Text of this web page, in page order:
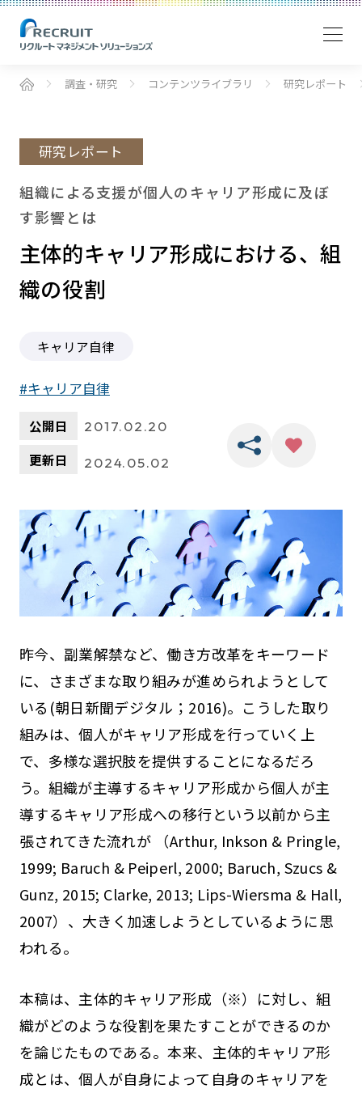
調査・研究 コンテンツライブラリ 研究レポート
研究レポート
組織による支援が個人のキャリア形成に及ぼ
す影響とは
主体的キャリア形成における、組
織の役割
キャリア自律
キャリア自律
公開日 2017.02.20
更新日 2024.05.02
昨今、副業解禁など、働き方改革をキーワード
に、さまざまな取り組みが進められようとして
いる(朝日新聞デジタル；2016)。こうした取り
組みは、個人がキャリア形成を行っていく上
で、多様な選択肢を提供することになるだろ
う。組織が主導するキャリア形成から個人が主
導するキャリア形成への移行という以前から主
張されてきた流れが （Arthur, Inkson & Pringle,
1999; Baruch & Peiperl, 2000; Baruch, Szucs &
Gunz, 2015; Clarke, 2013; Lips-Wiersma & Hall,
2007）、大きく加速しようとしているように思
われる。
本稿は、主体的キャリア形成（※）に対し、組
織がどのような役割を果たすことができるのか
を論じたものである。本来、主体的キャリア形
成とは、個人が自身によって自身のキャリアを